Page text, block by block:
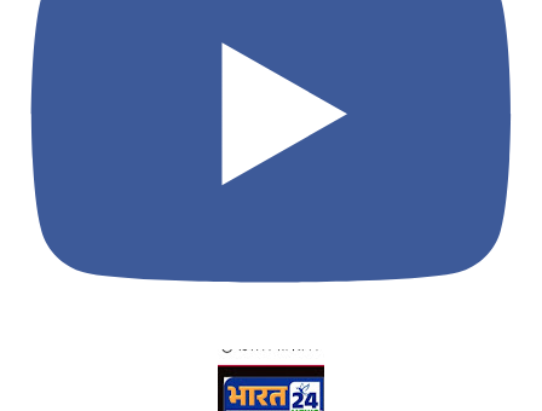
YouTube Video UC4pB9WUE-
cbCuBsnLW7pApA_vX4CZZiay0Y